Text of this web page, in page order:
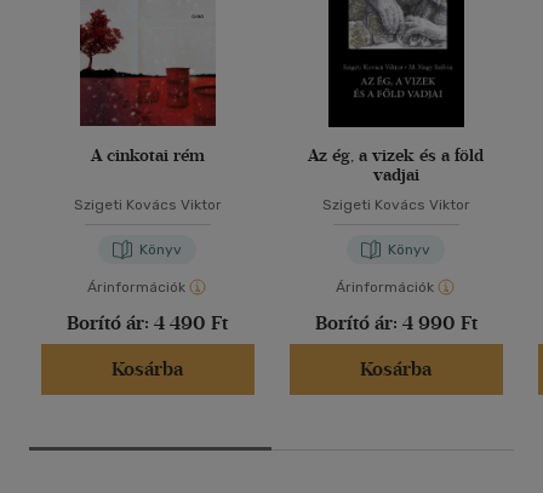
A cinkotai rém
Szigeti Kovács Viktor
Könyv
Árinformációk
Borító ár: 4 490 Ft
Kosárba
Az ég, a vizek és a föld
vadjai
Szigeti Kovács Viktor
Könyv
Árinformációk
Borító ár: 4 990 Ft
Kosárba